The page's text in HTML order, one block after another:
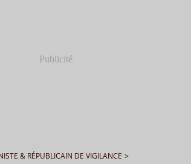
Publicité
& RÉPUBLICAIN DE VIGILANCE >